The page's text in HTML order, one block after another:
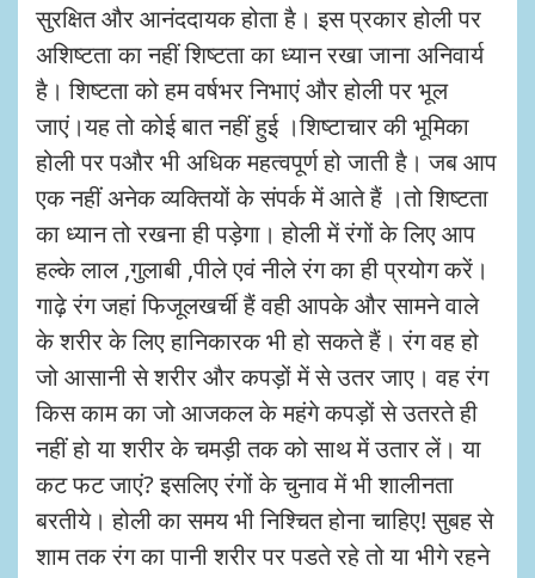
सुरक्षित और आनंददायक होता है। इस प्रकार होली पर
अशिष्टता का नहीं शिष्टता का ध्यान रखा जाना अनिवार्य
है। शिष्टता को हम वर्षभर निभाएं और होली पर भूल
जाएं।यह तो कोई बात नहीं हुई ।शिष्टाचार की भूमिका
होली पर पऔर भी अधिक महत्वपूर्ण हो जाती है। जब आप
एक नहीं अनेक व्यक्तियों के संपर्क में आते हैं ।तो शिष्टता
का ध्यान तो रखना ही पड़ेगा। होली में रंगों के लिए आप
हल्के लाल,गुलाबी ,पीले एवं नीले रंग का ही प्रयोग करें।
गाढ़े रंग जहां फिजूलखर्ची हैं वही आपके और सामने वाले
के शरीर के लिए हानिकारक भी हो सकते हैं। रंग वह हो
जो आसानी से शरीर और कपड़ों में से उतर जाए। वह रंग
किस काम का जो आजकल के महंगे कपड़ों से उतरते ही
नहीं हो या शरीर के चमड़ी तक को साथ में उतार लें। या
कट फट जाएं?इसलिए रंगों के चुनाव में भी शालीनता
बरतीये। होली का समय भी निश्चित होना चाहिए! सुबह से
शाम तक रंग का पानी शरीर पर पडते रहे तो या भीगे रहने